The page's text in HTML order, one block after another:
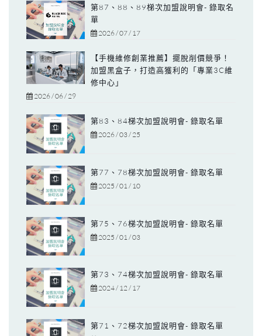
第87、88、89梯次加盟說明會- 錄取名
單
2026 / 07 / 17
【手機維修創業推薦】擺脫削價競爭！
加盟黑盒子，打造高獲利的「專業3C維
修中心」
2026 / 06 / 29
第83、84梯次加盟說明會- 錄取名單
2026 / 03 / 25
第77、78梯次加盟說明會- 錄取名單
2025 / 01 / 10
第75、76梯次加盟說明會- 錄取名單
2025 / 01 / 03
第73、74梯次加盟說明會- 錄取名單
2024 / 12 / 17
第71、72梯次加盟說明會- 錄取名單